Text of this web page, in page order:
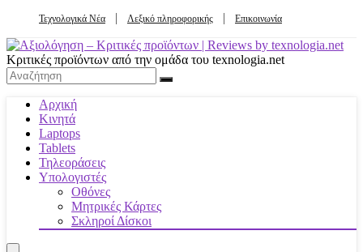
Τεχνολογικά Νέα Λεξικό πληροφορικής Επικοινωνία
Κριτικές προϊόντων από την ομάδα του texnologia.net
Αρχική
Κινητά
Laptops
Tablets
Τηλεοράσεις
Υπολογιστές
Οθόνες
Μητρικές Κάρτες
Σκληροί Δίσκοι